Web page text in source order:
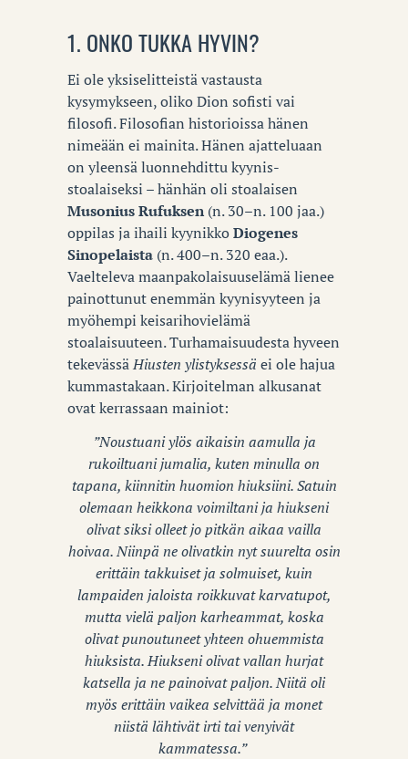
1. ONKO TUKKA HYVIN?
Ei ole yksiselitteistä vastausta
kysymykseen, oliko Dion sofisti vai
filosofi. Filosofian historioissa hänen
nimeään ei mainita. Hänen ajatteluaan
on yleensä luonnehdittu kyynis-
stoalaiseksi – hänhän oli stoalaisen
Musonius Rufuksen(n. 30–n. 100 jaa.)
oppilas ja ihaili kyynikkoDiogenes
Sinopelaista (n. 400–n. 320 eaa.).
Vaelteleva maanpakolaisuuselämä lienee
painottunut enemmän kyynisyyteen ja
myöhempi keisarihovielämä
stoalaisuuteen. Turhamaisuudesta hyveen
tekevässäHiusten ylistyksessä ei ole hajua
kummastakaan. Kirjoitelman alkusanat
ovat kerrassaan mainiot:
”Noustuani ylös aikaisin aamulla ja
rukoiltuani jumalia, kuten minulla on
tapana, kiinnitin huomion hiuksiini. Satuin
olemaan heikkona voimiltani ja hiukseni
olivat siksi olleet jo pitkän aikaa vailla
hoivaa. Niinpä ne olivatkin nyt suurelta osin
erittäin takkuiset ja solmuiset, kuin
lampaiden jaloista roikkuvat karvatupot,
mutta vielä paljon karheammat, koska
olivat punoutuneet yhteen ohuemmista
hiuksista. Hiukseni olivat vallan hurjat
katsella ja ne painoivat paljon. Niitä oli
myös erittäin vaikea selvittää ja monet
niistä lähtivät irti tai venyivät
kammatessa.”